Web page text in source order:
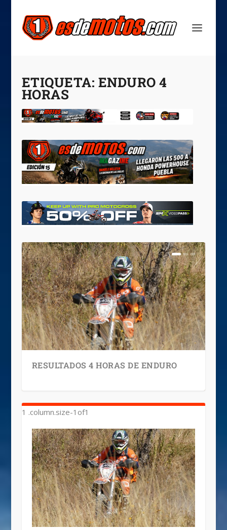
ETIQUETA: ENDURO 4
HORAS
RESULTADOS 4 HORAS DE ENDURO
18ª EDICIÓN 4 HORAS MARCO MEDINA
TRADICIONALES 4 HORAS DE ENDURO
MARCO MEDINA